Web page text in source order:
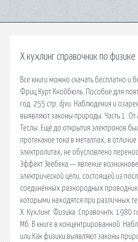
Х кухлинг справочник по физике
Все книги можно скачать бесплатно и
Фриц Курт Кнойбюль. Пособие для
год. 255 стр. djvu. Наблюдения и
выявляют законы природы. Часть 1. От
Теслы. Ещё до открытия электронов
протекание тока в металлах, в
электролитах, не обусловлено
Эффект Зеебека — явление
электрической цепи, состоящей из
соединённых разнородных
которыми находятся при различных
Х. Кухлинг. Физика. Справочнтк. 1980
Mб. В книге в концентрированной.
или Как физики выявляют законы